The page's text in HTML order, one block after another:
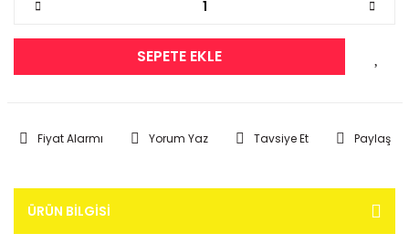
SEPETE EKLE
Fiyat Alarmı Yorum Yaz Tavsiye Et Paylaş
ÜRÜN BILGISI